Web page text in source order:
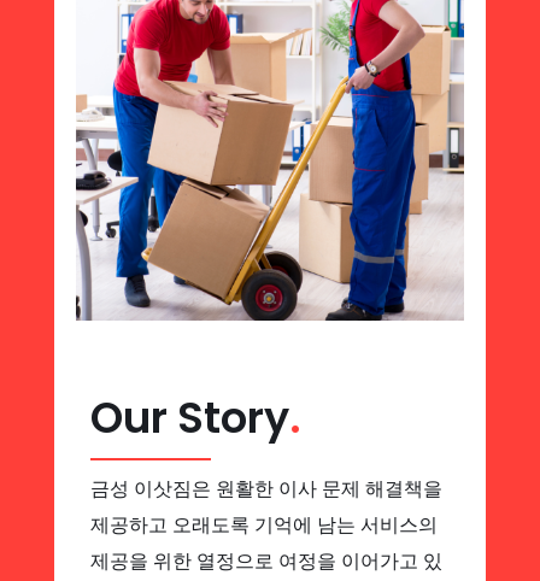
Our Story.
금성 이삿짐은 원활한 이사 문제 해결책을
제공하고 오래도록 기억에 남는 서비스의
제공을 위한 열정으로 여정을 이어가고 있